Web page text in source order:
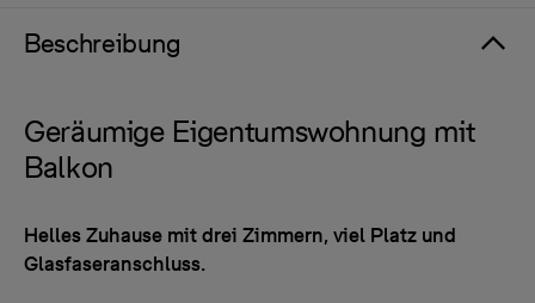
Beschreibung
Geräumige Eigentumswohnung mit
Balkon
Helles Zuhause mit drei Zimmern, viel Platz und
Glasfaseranschluss.